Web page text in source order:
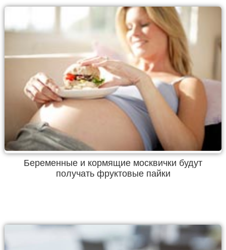
Беременные и кормящие москвички будут
получать фруктовые пайки